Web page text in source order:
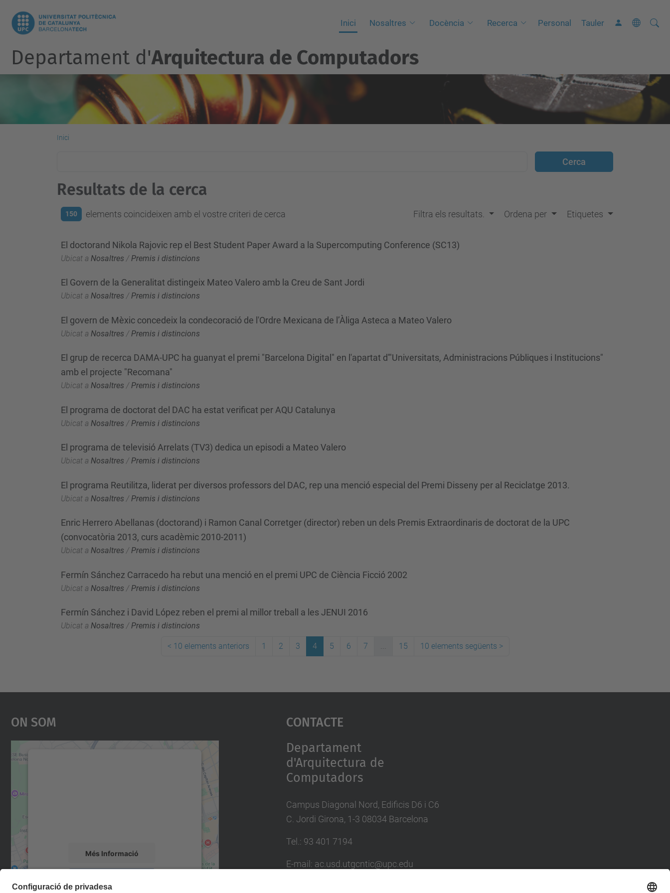
Inici Nosaltres Docència Recerca Personal Tauler Cerca
C
a
a
Departament d'Arquitectura de Computadors
Inici
Resultats de la cerca
150 elements coincideixen amb el vostre criteri de cerca Filtra els resultats. Ordena per Etiquetes
El doctorand Nikola Rajovic rep el Best Student Paper Award a la Supercomputing Conference (SC13)
Ubicat a Nosaltres / Premis i distincions
El Govern de la Generalitat distingeix Mateo Valero amb la Creu de Sant Jordi
Ubicat a Nosaltres /Premis i distincions
El govern de Mèxic concedeix la condecoració de l'Ordre Mexicana de l’Àliga Asteca a Mateo Valero
Ubicat a Nosaltres / Premis i distincions
El grup de recerca DAMA-UPC ha guanyat el premi "Barcelona Digital" en l'apartat d'"Universitats, Administracions Públiques i Institucions"
amb el projecte "Recomana"
Ubicat a Nosaltres /Premis i distincions
El programa de doctorat del DAC ha estat verificat per AQU Catalunya
Ubicat a Nosaltres / Premis i distincions
El programa de televisió Arrelats (TV3) dedica un episodi a Mateo Valero
Ubicat a Nosaltres /Premis i distincions
El programa Reutilitza, liderat per diversos professors del DAC, rep una menció especial del Premi Disseny per al Reciclatge 2013.
Ubicat a Nosaltres / Premis i distincions
Enric Herrero Abellanas (doctorand) i Ramon Canal Corretger (director) reben un dels Premis Extraordinaris de doctorat de la UPC
(convocatòria 2013, curs acadèmic 2010-2011)
Ubicat a Nosaltres /Premis i distincions
Fermín Sánchez Carracedo ha rebut una menció en el premi UPC de Ciència Ficció 2002
Ubicat a Nosaltres / Premis i distincions
Fermín Sánchez i David López reben el premi al millor treball a les JENUI 2016
Ubicat a Nosaltres /Premis i distincions
< 10 elements anteriors 1 2 3 4 5 6 7 ... 15 10 elements següents >
On Som
Més Informació
Contacte
Departament
d'Arquitectura de
Computadors
Campus Diagonal Nord, Edificis D6 i C6
C. Jordi Girona, 1-3 08034 Barcelona
Tel.: 93 401 7194
E-mail: ac.usd.utgcntic@upc.edu